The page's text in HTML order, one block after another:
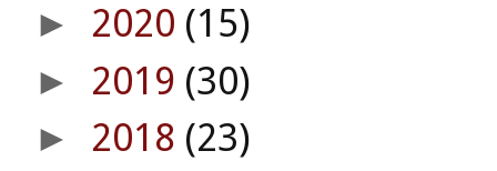
► 2020 (15)
► 2019 (30)
► 2018 (23)